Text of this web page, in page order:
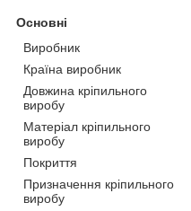
Основні
Виробник
Країна виробник
Довжина кріпильного
виробу
Матеріал кріпильного
виробу
Покриття
Призначення кріпильного
виробу